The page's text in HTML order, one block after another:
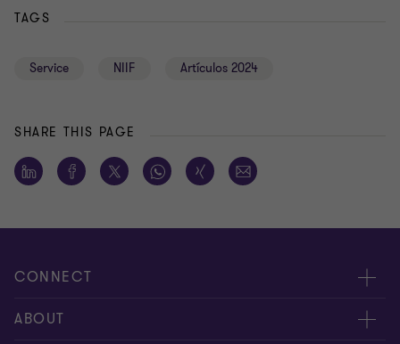
TAGS
Service NIIF Artículos 2024
SHARE THIS PAGE
CONNECT
Contáctenos
ABOUT